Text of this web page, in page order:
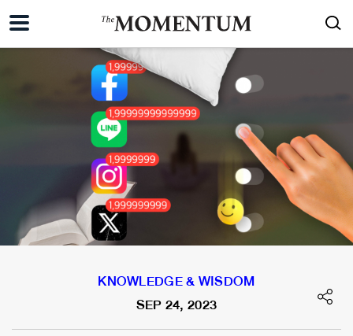
KNOWLEDGE & WISDOM
SEP 24, 2023